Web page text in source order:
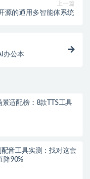
上一篇
源的通用多智能体系统
办公本
适配榜：8款TTS工具
音工具实测：找对这套
降90%